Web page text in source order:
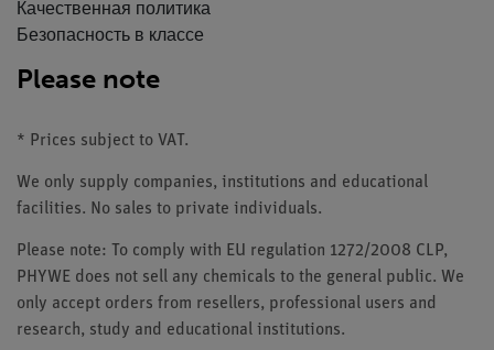
Качественная политика
Безопасность в классе
Please note
* Prices subject to VAT.
We only supply companies, institutions and educational
facilities. No sales to private individuals.
Please note: To comply with EU regulation 1272/2008 CLP,
PHYWE does not sell any chemicals to the general public. We
only accept orders from resellers, professional users and
research, study and educational institutions.